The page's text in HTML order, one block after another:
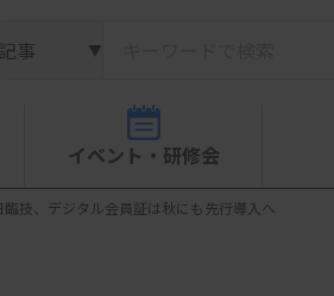
▼
イベント・研修会
技、デジタル会員証は秋にも先行導入へ